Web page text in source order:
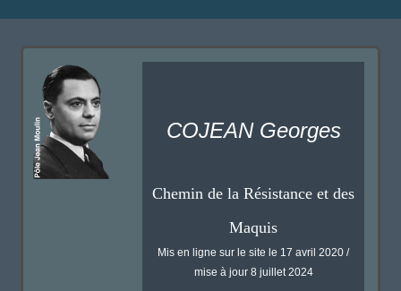
COJEAN Georges
Chemin de la Résistance et des
Maquis
Mis en ligne sur le site le 17 avril 2020 /
mise à jour 8 juillet 2024